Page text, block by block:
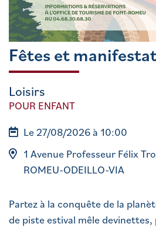
Fêtes et
Loisirs
POUR ENFANT
Le 27/08/2026 à 10:00
1 Avenue Professeur Félix
ROMEU-ODEILLO-VIA
Partez à la conquête de la
de piste estival mêle